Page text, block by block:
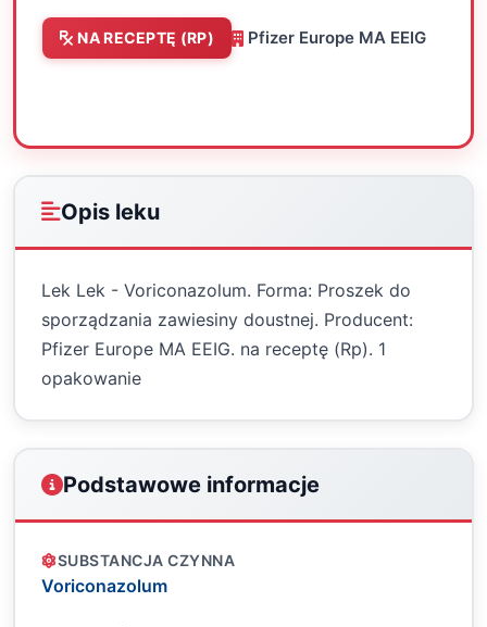
NA RECEPTĘ (RP) Pfizer Europe MA EEIG
Opis leku
Lek Lek - Voriconazolum. Forma: Proszek do
sporządzania zawiesiny doustnej. Producent:
Pfizer Europe MA EEIG. na receptę (Rp). 1
opakowanie
Podstawowe informacje
SUBSTANCJA CZYNNA
Voriconazolum